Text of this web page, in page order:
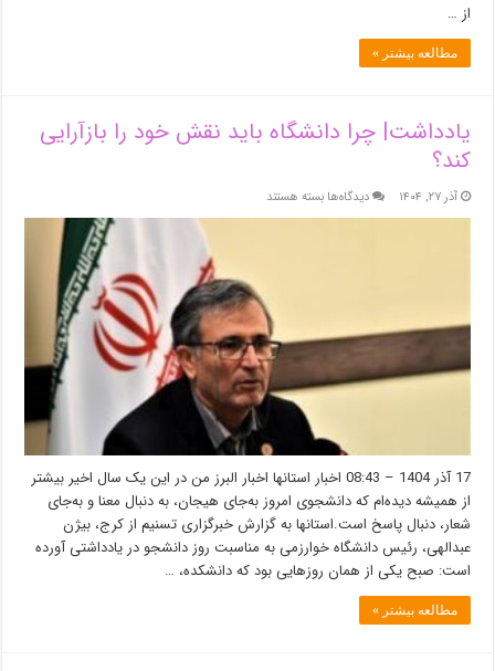
کیست؟
از …
مطالعه بیشتر »
یادداشت| چرا دانشگاه باید نقش خود را بازآرایی
کند؟
آذر ۲۷, ۱۴۰۴ دیدگاه‌هابرای
یادداشت|
را
کند؟
بسته هستند
17 آذر 1404 – 08:43 اخبار استانها اخبار البرز من در این یک سال اخیر بیشتر
از همیشه دیده‌ام که دانشجوی امروز به‌جای هیجان، به دنبال معنا و به‌جای
شعار، دنبال پاسخ است.استانها به گزارش خبرگزاری تسنیم از کرج، بیژن
عبدالهی، رئیس دانشگاه خوارزمی به مناسبت روز دانشجو در یادداشتی آورده
است: صبح یکی از همان روزهایی بود که دانشکده، …
مطالعه بیشتر »